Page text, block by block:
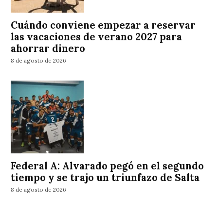
Cuándo conviene empezar a reservar
las vacaciones de verano 2027 para
ahorrar dinero
8 de agosto de 2026
Federal A: Alvarado pegó en el segundo
tiempo y se trajo un triunfazo de Salta
8 de agosto de 2026